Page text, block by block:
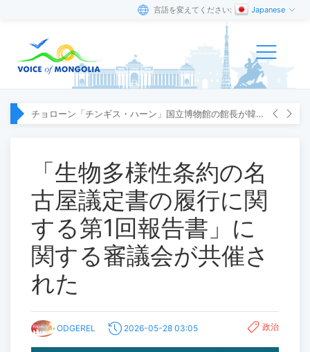
言語を変えてください: Japanese
チョローン「チンギス・ハーン」国立博物館の館長が韓国へ出張
「生物多様性条約の名
古屋議定書の履行に関
する第1回報告書」に
関する審議会が共催さ
れた
ODGEREL 2026-05-28 03:05 政治